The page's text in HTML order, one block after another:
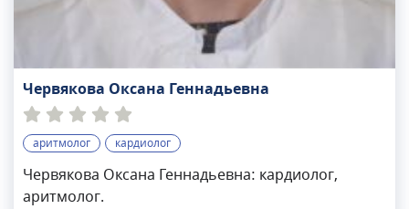
Червякова Оксана Геннадьевна
аритмолог кардиолог
Червякова Оксана Геннадьевна: кардиолог,
аритмолог.